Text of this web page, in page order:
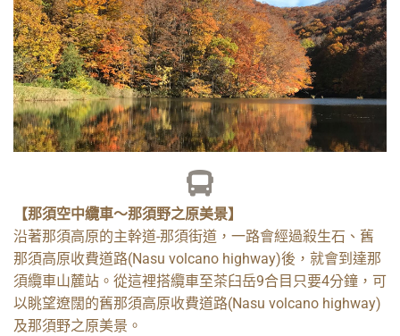
DAY 2
那須纜車－五色
沼
【那須空中纜車～那須野之原美景】
沿著那須高原的主幹道-那須街道，一路會經過殺生石、舊
那須高原收費道路(Nasu volcano highway)後，就會到達那
須纜車山麓站。從這裡搭纜車至茶臼岳9合目只要4分鐘，可
以眺望遼闊的舊那須高原收費道路(Nasu volcano highway)
及那須野之原美景。